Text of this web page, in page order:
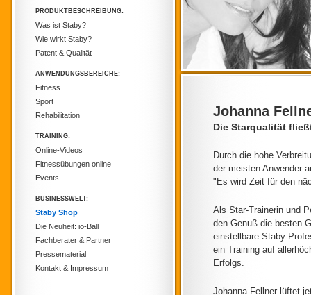
Johanna
Die Starqualität
Durch die hohe
der meisten Anwender
"Es wird Zeit für den
Als Star-Trainerin und
den Genuß die besten
einstellbare Staby
ein Training auf
Erfolgs.
Johanna Fellner lüftet
PRODUKTBESCHREIBUNG:
Was ist Staby?
Wie wirkt Staby?
Patent & Qualität
ANWENDUNGSBEREICHE:
Fitness
Sport
Rehabilitation
TRAINING:
Online-Videos
Fitnessübungen online
Events
BUSINESSWELT:
Staby Shop
Die Neuheit: io-Ball
Fachberater & Partner
Pressematerial
Kontakt & Impressum